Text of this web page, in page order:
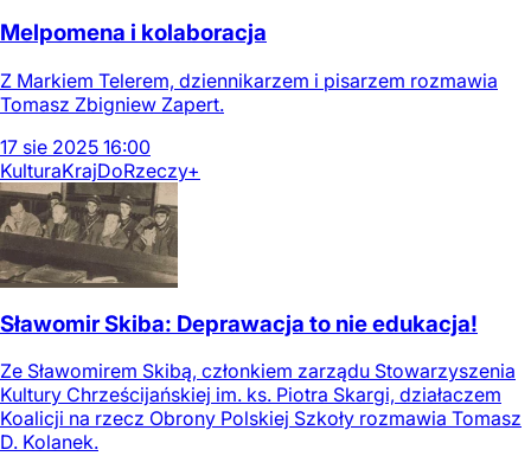
Melpomena i kolaboracja
Z Markiem Telerem, dziennikarzem i pisarzem rozmawia
Tomasz Zbigniew Zapert.
17 sie 2025 16:00
KulturaKrajDoRzeczy+
Sławomir Skiba: Deprawacja to nie edukacja!
Ze Sławomirem Skibą, członkiem zarządu Stowarzyszenia
Kultury Chrześcijańskiej im. ks. Piotra Skargi, działaczem
Koalicji na rzecz Obrony Polskiej Szkoły rozmawia Tomasz
D. Kolanek.